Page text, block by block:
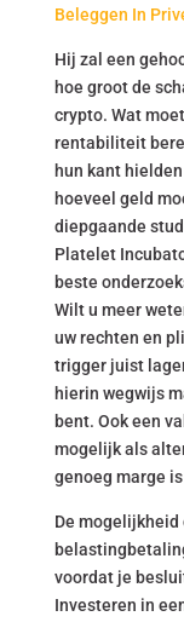
Beleggen In
Hij zal een
hoe groot de
crypto. Wat
rentabiliteit
hun kant
hoeveel geld
diepgaande
Platelet
beste
Wilt u meer
uw rechten en
trigger juist
hierin wegwijs
bent. Ook een
mogelijk als
genoeg marge
De
voordat je
Investeren in